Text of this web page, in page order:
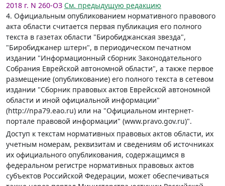
2018 г. N 260-ОЗ См. предыдущую редакцию
4. Официальным опубликованием нормативного правового
акта области считается первая публикация его полного
текста в газетах области "Биробиджанская звезда",
"Биробиджанер штерн", в периодическом печатном
издании "Информационный сборник Законодательного
Собрания Еврейской автономной области", а также первое
размещение (опубликование) его полного текста в сетевом
издании "Сборник правовых актов Еврейской автономной
области и иной официальной информации"
(http://npa79.eao.ru) или на "Официальном интернет-
портале правовой информации" (www.pravo.gov.ru)".
Доступ к текстам нормативных правовых актов области, их
учетным номерам, реквизитам и сведениям об источниках
их официального опубликования, содержащимся в
федеральном регистре нормативных правовых актов
субъектов Российской Федерации, может обеспечиваться